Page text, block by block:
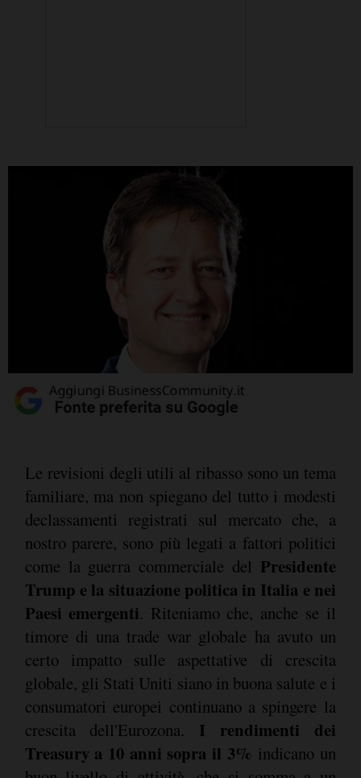
Le revisioni degli utili al ribasso sono un tema
familiare, ma non spiegano del tutto i modesti
declassamenti registrati sul mercato che, a
nostro parere, sono più legati a fattori politici
come la guerra commerciale del Presidente
Trump e la situazione politica in Italia e nei
Paesi emergenti. Riteniamo che, anche se il
timore di una trade war globale ha avuto un
certo impatto sulle aspettative di crescita
globale, gli Stati Uniti siano in buona salute e i
consumatori europei continuano a spingere la
crescita dell'Eurozona. I rendimenti dei
Treasury a 10 anni sopra il 3% indicano un